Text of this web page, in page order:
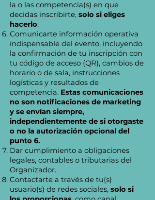
la o las competencia(s) en que
decidas inscribirte, solo si eliges
hacerlo.
Comunicarte información operativa
indispensable del evento, incluyendo
la confirmación de tu inscripción con
tu código de acceso (QR), cambios de
horario o de sala, instrucciones
logísticas y resultados de
competencia. Estas comunicaciones
no son notificaciones de marketing
y se envían siempre,
independientemente de si otorgaste
o no la autorización opcional del
punto 6.
Dar cumplimiento a obligaciones
legales, contables o tributarias del
Organizador.
Contactarte a través de tu(s)
usuario(s) de redes sociales, solo si